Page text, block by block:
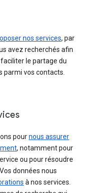
nos services, par
avez recherchés afin
le partage du
parmi vos contacts.
pournous assurer
, notamment pour
ou pour résoudre
données nous
à nos services.